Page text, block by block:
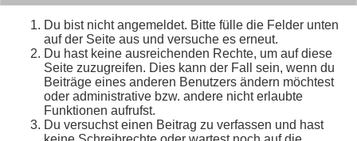
Du bist nicht angemeldet. Bitte fülle die Felder unten
auf der Seite aus und versuche es erneut.
Du hast keine ausreichenden Rechte, um auf diese
Seite zuzugreifen. Dies kann der Fall sein, wenn du
Beiträge eines anderen Benutzers ändern möchtest
oder administrative bzw. andere nicht erlaubte
Funktionen aufrufst.
Du versuchst einen Beitrag zu verfassen und hast